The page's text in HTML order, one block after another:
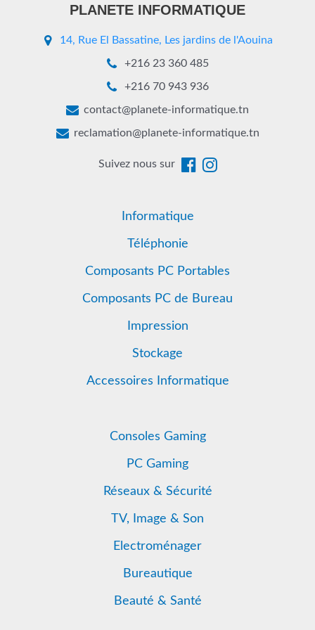
PLANETE INFORMATIQUE
14, Rue El Bassatine, Les jardins de l'Aouina
+216 23 360 485
+216 70 943 936
contact@planete-informatique.tn
reclamation@planete-informatique.tn
Suivez nous sur
Informatique
Téléphonie
Composants PC Portables
Composants PC de Bureau
Impression
Stockage
Accessoires Informatique
Consoles Gaming
PC Gaming
Réseaux & Sécurité
TV, Image & Son
Electroménager
Bureautique
Beauté & Santé